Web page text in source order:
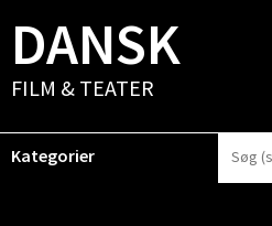
DANSK
FILM & TEATER
Kategorier